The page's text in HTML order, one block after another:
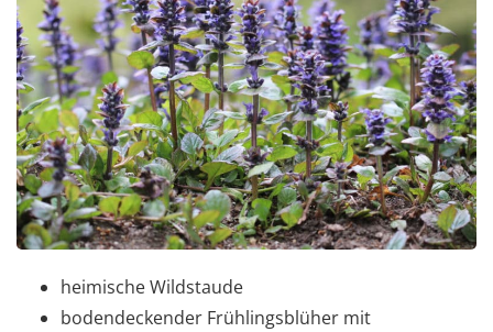
heimische Wildstaude
bodendeckender Frühlingsblüher mit